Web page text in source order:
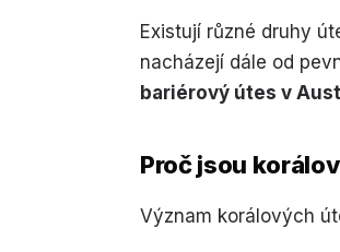
Existují různé druhy
nacházejí dále od
bariérový útes v
Proč jsou
Význam korálových